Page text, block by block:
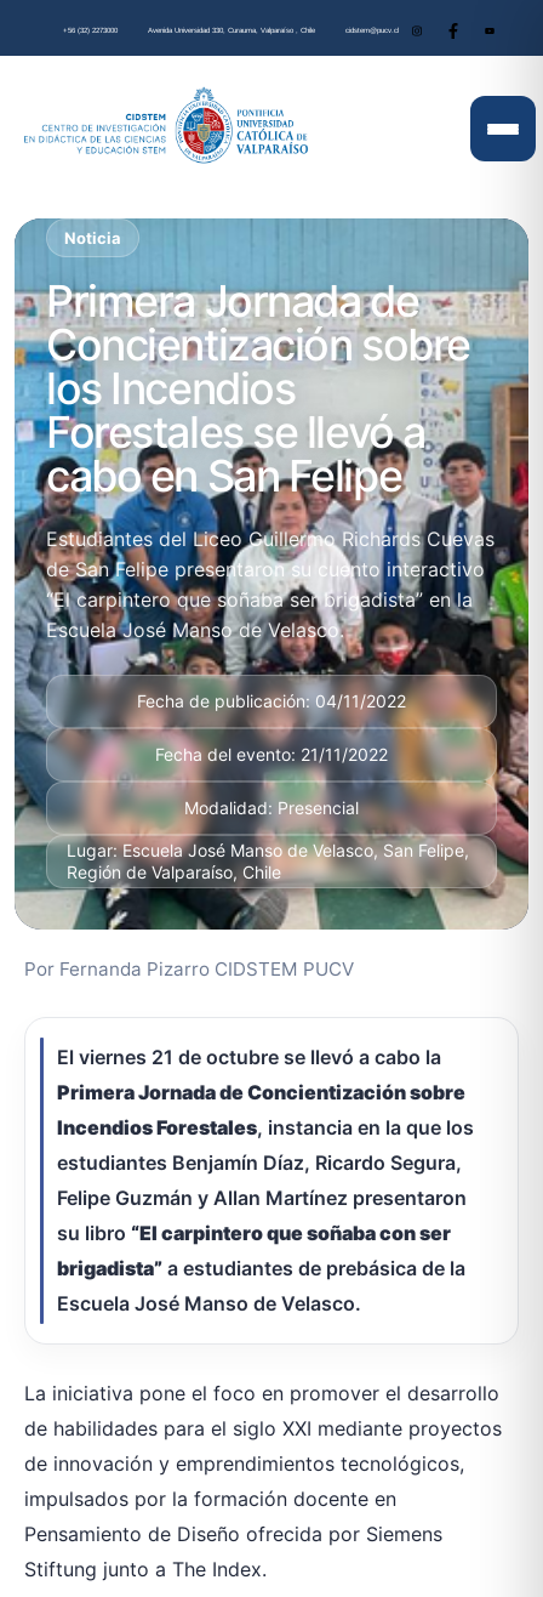
+56 (32) 2273000 Avenida Universidad 330, Curauma, Valparaíso , Chile cidstem@pucv.cl
Noticia
Primera Jornada de
Concientización sobre
los Incendios
Forestales se llevó a
cabo en San Felipe
Estudiantes del Liceo Guillermo Richards Cuevas
de San Felipe presentaron su cuento interactivo
“El carpintero que soñaba ser brigadista” en la
Escuela José Manso de Velasco.
Fecha de publicación: 04/11/2022
Fecha del evento: 21/11/2022
Modalidad: Presencial
Lugar: Escuela José Manso de Velasco, San Felipe,
Región de Valparaíso, Chile
Por Fernanda Pizarro CIDSTEM PUCV
El viernes 21 de octubre se llevó a cabo la
Primera Jornada de Concientización sobre
Incendios Forestales, instancia en la que los
estudiantes Benjamín Díaz, Ricardo Segura,
Felipe Guzmán y Allan Martínez presentaron
su libro “El carpintero que soñaba con ser
brigadista” a estudiantes de prebásica de la
Escuela José Manso de Velasco.
La iniciativa pone el foco en promover el desarrollo
de habilidades para el siglo XXI mediante proyectos
de innovación y emprendimientos tecnológicos,
impulsados por la formación docente en
Pensamiento de Diseño ofrecida por Siemens
Stiftung junto a The Index.